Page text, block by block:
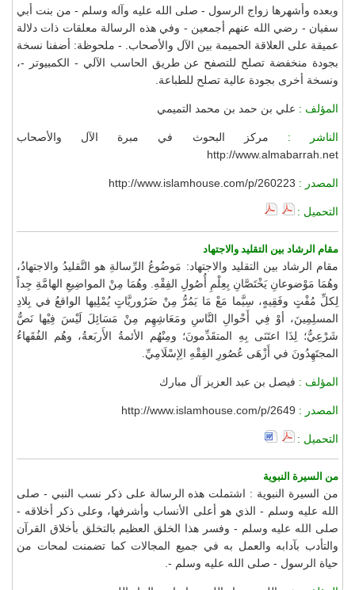
وبعده وأشهرها زواج الرسول - صلى الله عليه وآله وسلم - من بنت أبي
سفيان - رضي الله عنهم أجمعين - وفي هذه الرسالة معلقات ذات دلالة
عميقة على العلاقة الحميمة بين الآل والأصحاب. - ملحوظة: أضفنا نسخة
بجودة منخفضة تصلح للتصفح عن طريق الحاسب الآلي - الكمبيوتر -،
ونسخة أخرى بجودة عالية تصلح للطباعة.
المؤلف : علي بن حمد بن محمد التميمي
الناشر : مركز البحوث في مبرة الآل والأصحاب
http://www.almabarrah.net
المصدر : http://www.islamhouse.com/p/260223
التحميل :
مقام الرشاد بين التقليد والاجتهاد
مقام الرشاد بين التقليد والاجتهاد: مَوضُوعُ الرِّسالةِ هو التَّقليدُ والاجتهادُ،
وهُمَا مَوْضوعانِ يَخْتَصَّانِ بِعِلْمِ أُصُولِ الفِقْهِ. وهُمَا مِنْ المواضِيعِ الهامَّةِ جِداً
لِكلِّ مُفْتٍ وفَقِيهٍ، سِيَّما مَعْ مَا يَمُرُّ مِنْ ضَرُوريَّاتٍ يُمْلِيها الواقعُ في بِلادِ
المسلِمِينَ، أوْ فِي أَحْوالِ النَّاسِ ومَعَاشِهِم مِنْ مَسَائِلَ لَيْسَ فِيْها نَصٌّ
شَرْعِيٌّ؛ لِذَا اعتَنَى بِهِ المتقَدِّمونَ؛ ومِنْهُم الأئمةُ الأَربَعةُ، وهُم الفُقَهاءُ
المجتَهِدُونَ في أَزْهَى عُصُورِ الفِقْهِ الِإسْلَامِيِّ.
المؤلف : فيصل بن عبد العزيز آل مبارك
المصدر : http://www.islamhouse.com/p/2649
التحميل :
من السيرة النبوية
من السيرة النبوية : اشتملت هذه الرسالة على ذكر نسب النبي - صلى
الله عليه وسلم - الذي هو أعلى الأنساب وأشرفها، وعلى ذكر أخلاقه -
صلى الله عليه وسلم - وفسر هذا الخلق العظيم بالتخلق بأخلاق القرآن
والتأدب بآدابه والعمل به في جميع المجالات كما تضمنت لمحات من
حياة الرسول - صلى الله عليه وسلم -.